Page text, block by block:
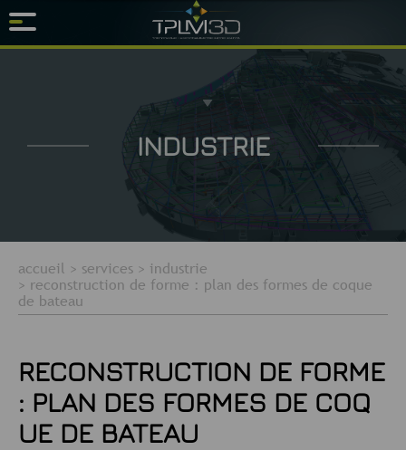
INDUSTRIE
accueil > services > industrie
> reconstruction de forme : plan des formes de coque
de bateau
RECONSTRUCTION DE FORME
: PLAN DES FORMES DE COQ
UE DE BATEAU